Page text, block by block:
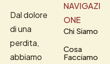
Dal dolore
di una
perdita,
abbiamo
NAVIGAZI
ONE
Chi Siamo
Cosa
Facciamo